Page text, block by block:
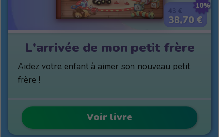
10%
38,70 €
L'arrivée de mon petit frère
Aidez votre enfant à aimer son nouveau petit
frère !
Voir livre